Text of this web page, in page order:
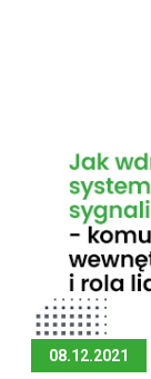
08.12.2021